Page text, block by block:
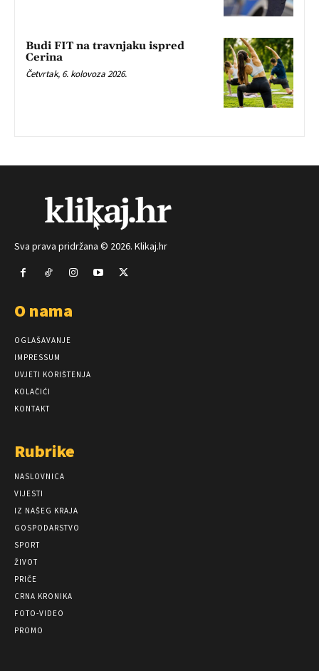
Budi FIT na travnjaku ispred
Cerina
Četvrtak, 6. kolovoza 2026.
Sva prava pridržana © 2026. Klikaj.hr
O nama
OGLAŠAVANJE
IMPRESSUM
UVJETI KORIŠTENJA
KOLAČIĆI
KONTAKT
Rubrike
NASLOVNICA
VIJESTI
IZ NAŠEG KRAJA
GOSPODARSTVO
SPORT
ŽIVOT
PRIČE
CRNA KRONIKA
FOTO-VIDEO
PROMO